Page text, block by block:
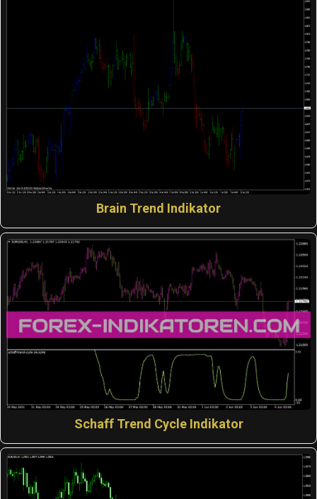
Brain Trend Indikator
Schaff Trend Cycle Indikator